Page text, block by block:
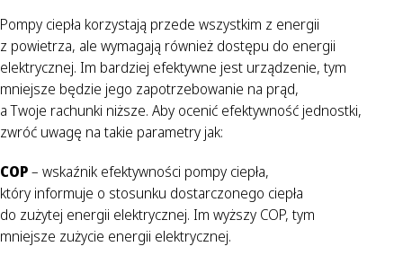
Pompy ciepła korzystają przede wszystkim z energii
z powietrza, ale wymagają również dostępu do energii
elektrycznej. Im bardziej efektywne jest urządzenie, tym
mniejsze będzie jego zapotrzebowanie na prąd,
a Twoje rachunki niższe. Aby ocenić efektywność jednostki,
zwróć uwagę na takie parametry jak:
COP– wskaźnik efektywności pompy ciepła,
który informuje o stosunku dostarczonego ciepła
do zużytej energii elektrycznej. Im wyższy COP, tym
mniejsze zużycie energii elektrycznej.